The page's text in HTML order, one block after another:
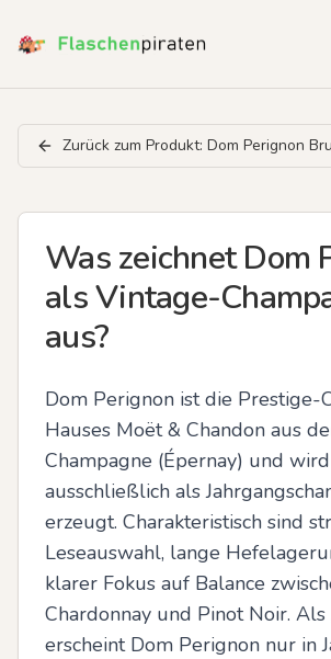
Zurück zum Produkt: Dom Perignon
Was zeichnet Dom
als Vintage-
aus?
Dom Perignon ist die Prestige-
Hauses Moët & Chandon aus
Champagne (Épernay) und wird
ausschließlich als
erzeugt. Charakteristisch sind
Leseauswahl, lange
klarer Fokus auf Balance
Chardonnay und Pinot Noir. Als
erscheint Dom Perignon nur in